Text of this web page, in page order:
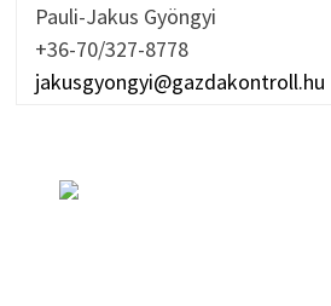
Pauli-Jakus Gyöngyi
+36-70/327-8778
jakusgyongyi@gazdakontroll.hu